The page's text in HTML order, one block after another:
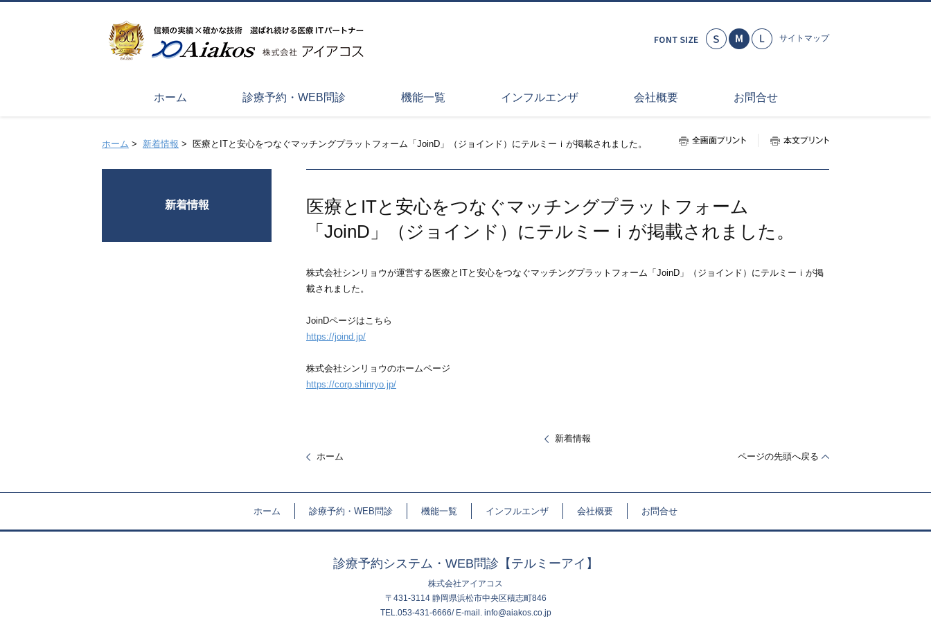
サイトマップ
ホーム 診療予約・WEB問診 機能一覧 インフルエンザ 会社概要 お問合せ
ホーム > 新着情報 > 医療とITと安心をつなぐマッチングプラットフォーム「JoinD」（ジョインド）にテルミーｉが掲載されました。
医療とITと安心をつなぐマッチングプラットフォーム
「JoinD」（ジョインド）にテルミーｉが掲載されました。
株式会社シンリョウが運営する医療とITと安心をつなぐマッチングプラットフォーム「JoinD」（ジョインド）にテルミーｉが掲
載されました。
JoinDページはこちら
https://joind.jp/
株式会社シンリョウのホームページ
https://corp.shinryo.jp/
新着情報
新着情報
ホーム
ページの先頭へ戻る
ホーム 診療予約・WEB問診 機能一覧 インフルエンザ 会社概要 お問合せ
診療予約システム・WEB問診【テルミーアイ】
株式会社アイアコス
〒431-3114 静岡県浜松市中央区積志町846
TEL.053-431-6666/ E-mail. info@aiakos.co.jp